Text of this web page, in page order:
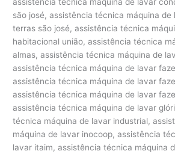
são josé, assistência técnica máquina de
terras são josé, assistência técnica
habitacional união, assistência técnica
almas, assistência técnica máquina de
assistência técnica máquina de lavar
assistência técnica máquina de lavar
assistência técnica máquina de lavar
assistência técnica máquina de lavar
técnica máquina de lavar industrial,
máquina de lavar inocoop, assistência
lavar itaim, assistência técnica máquina